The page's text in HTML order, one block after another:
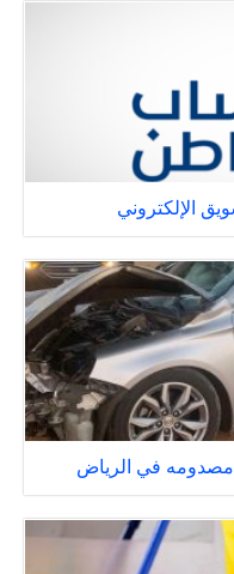
الإلكتروني
مصدومه في الرياض